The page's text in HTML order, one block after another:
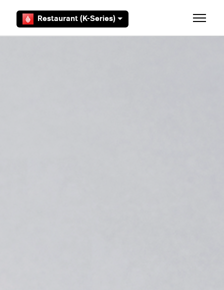
Restaurant (K-Series) Ouvrir/